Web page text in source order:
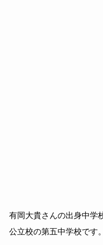
有岡大貴さんの出身中学
公立校の第五中学校です。